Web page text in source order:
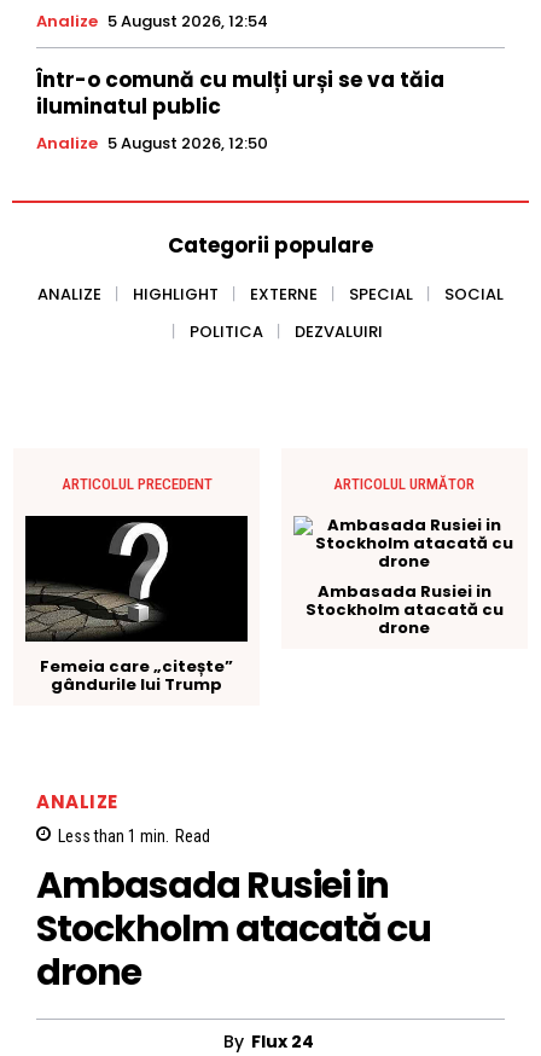
Analize 5 August 2026, 12:54
Într-o comună cu mulți urși se va tăia
iluminatul public
Analize 5 August 2026, 12:50
Categorii populare
ANALIZE HIGHLIGHT EXTERNE SPECIAL
SOCIAL
POLITICA
DEZVALUIRI
ARTICOLUL PRECEDENT
Femeia care „citește”
gândurile lui Trump
ARTICOLUL URMĂTOR
Ambasada Rusiei in
Stockholm atacată cu
drone